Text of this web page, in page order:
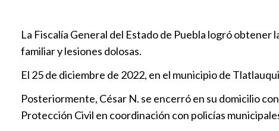
La Fiscalía General del Estado de Puebla logró
familiar y lesiones dolosas.
El 25 de diciembre de 2022, en el municipio de
Posteriormente, César N. se encerró en su domicilio
Protección Civil en coordinación con policías